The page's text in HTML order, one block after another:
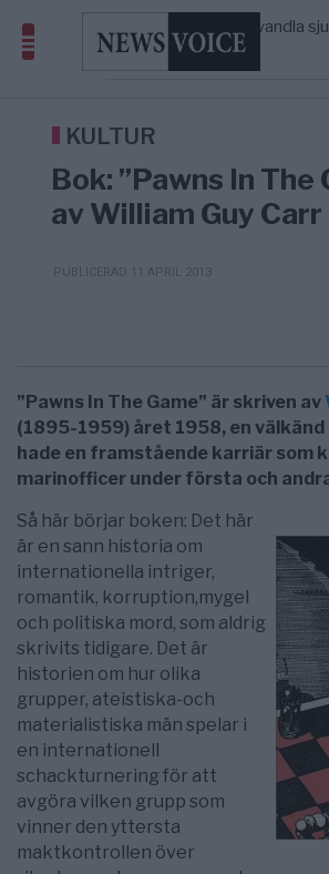
5/8
S och KD vill omvandla
geografiskt apartheidsystem
AFRIKA
Massiv anstormning till
America” – Finally
KULTUR
Bok: ”Pawns In The
av William Guy Carr
PUBLICERAD 11 APRIL 2013
”Pawns In The Game” är skriven av
(1895-1959) året 1958, en
hade en framstående karriär som
marinofficer under första och
Så här börjar boken: Det här
är en sann historia om
internationella intriger,
romantik, korruption,mygel
och politiska mord, som aldrig
skrivits tidigare. Det är
historien om hur olika
grupper, ateistiska-och
materialistiska män spelar i
en internationell
schackturnering för att
avgöra vilken grupp som
vinner den yttersta
maktkontrollen över